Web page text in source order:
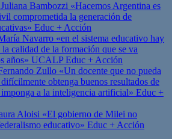
Juliana Bambozzi «Hacemos Argentina es
comprometida la generación de
Educ + Acción
Navarro «en el sistema educativo hay
calidad de la formación que se va
años» UCALPEduc + Acción
Zullo «Un docente que no pueda
obtenga buenos resultados de
imponga a la inteligencia artificial» Educ +
Aloisi «El gobierno de Milei no
educativo» Educ + Acción